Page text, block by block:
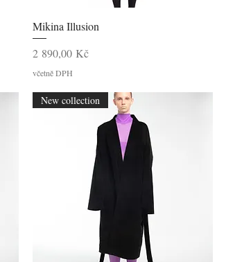
Rychlý náhled
Mikina Illusion
Cena
2 890,00 Kč
včetně DPH
New collection